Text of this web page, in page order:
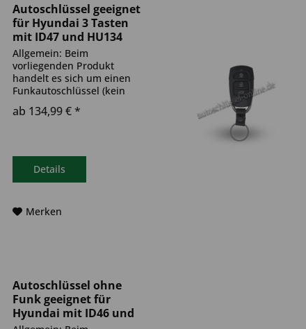
Autoschlüssel geeignet
für Hyundai 3 Tasten
mit ID47 und HU134
(Aftermarket Produkt)
Allgemein: Beim
vorliegenden Produkt
handelt es sich um einen
Funkautoschlüssel (kein
Original). Es ist eine
Wegfahrsperre
verbaut. Bitte achte darauf,
dass der Autoschlüssel
ab 134,99 € *
Details
Merken
Autoschlüssel ohne
Funk geeignet für
Hyundai mit ID46 und